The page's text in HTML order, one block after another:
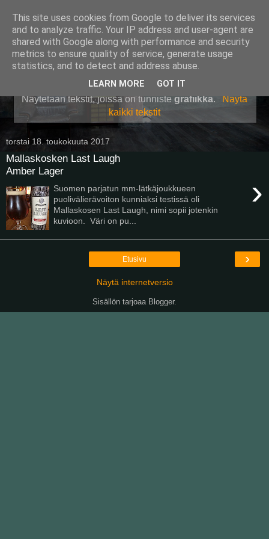
Pullollinen
Näytetään tekstit, joissa on tunnistegrafiikka.
Näytä
kaikki tekstit
torstai 18. toukokuuta 2017
Mallaskosken Last Laugh
Amber Lager
›
Suomen parjatun mm-lätkäjoukkueen
puolivälierävoiton kunniaksi testissä oli
Mallaskosen Last Laugh, nimi sopii jotenkin
kuvioon. Väri on pu...
›
Etusivu
Näytä internetversio
Sisällön tarjoaa Blogger.
This site uses cookies from Google to deliver its services
and to analyze traffic. Your IP address and user-agent are
shared with Google along with performance and security
metrics to ensure quality of service, generate usage
statistics, and to detect and address abuse.
LEARN MORE GOT IT